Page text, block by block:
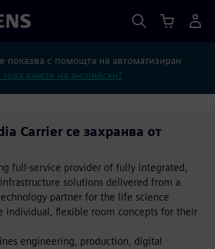
показва с помощта на автоматизиран
вижте на английски?
Carrier се захранва от
full-service provider of fully integrated,
solutions delivered from a
partner for the life science
individual, flexible room concepts for their
engineering, production, digital